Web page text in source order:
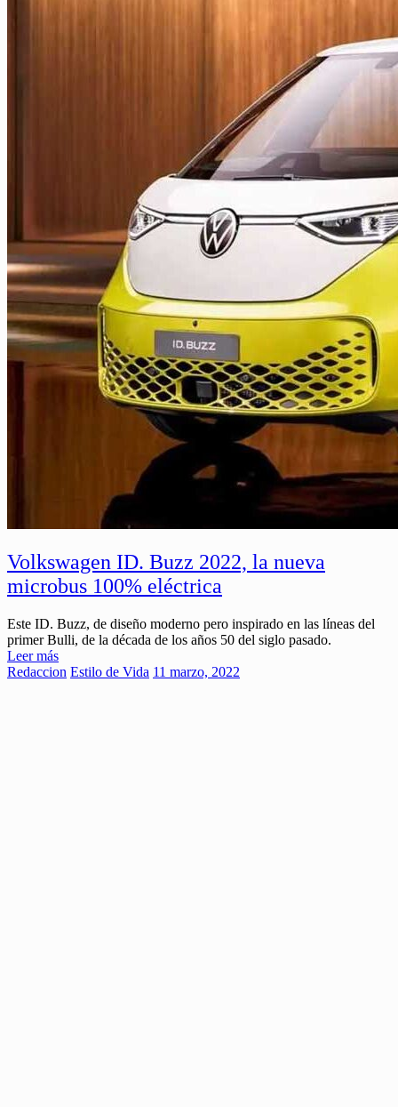
Volkswagen ID. Buzz 2022, la nueva
microbus 100% eléctrica
Este ID. Buzz, de diseño moderno pero inspirado en las líneas del
primer Bulli, de la década de los años 50 del siglo pasado.
Leer más
Redaccion Estilo de Vida 11 marzo, 2022